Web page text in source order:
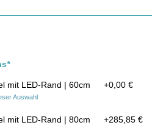
*
mit LED-Rand | 60cm +0,00 €
Auswahl
mit LED-Rand | 80cm +285,85 €